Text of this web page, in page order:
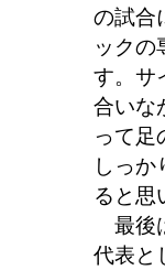
の試合
ックの
す。サ
合いな
って
しっ
ると思
最後
代表と